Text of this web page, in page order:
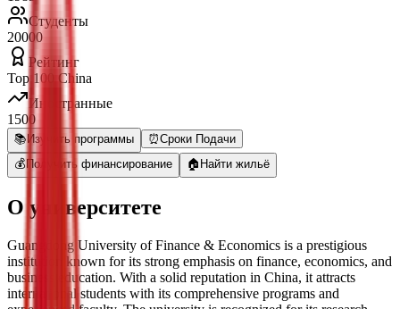
Студенты
20000
Рейтинг
Top 100 China
Иностранные
1500
📚 Изучить программы ⏰Сроки Подачи
💰 Получить финансирование 🏠 Найти жильё
О университете
Guangdong University of Finance & Economics is a prestigious
institution known for its strong emphasis on finance, economics, and
business education. With a solid reputation in China, it attracts
international students with its comprehensive programs and